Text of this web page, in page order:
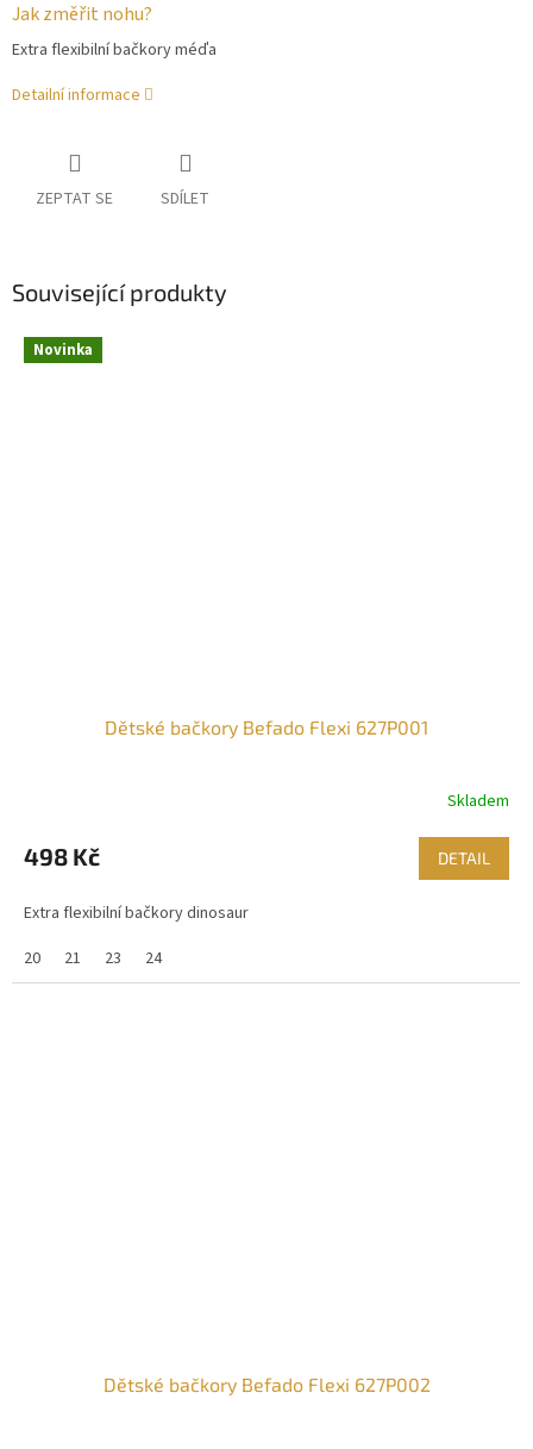
Jak změřit nohu?
Extra flexibilní bačkory méďa
Detailní informace
ZEPTAT SE SDÍLET
Související produkty
Novinka
Dětské bačkory Befado Flexi 627P001
Skladem
498 Kč DETAIL
Extra flexibilní bačkory dinosaur
20
21 23 24
Dětské bačkory Befado Flexi 627P002